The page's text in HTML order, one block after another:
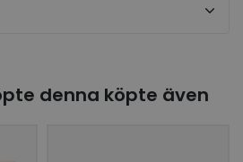
denna köpte även